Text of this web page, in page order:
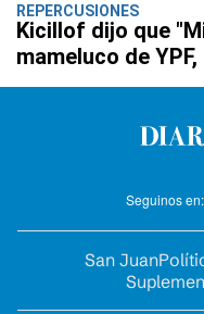
REPERCUSIONES
Kicillof dijo que
mameluco de
Seguinos en:
San Juan